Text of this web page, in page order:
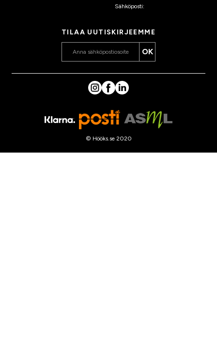
Sähköposti:
TILAA UUTISKIRJEEMME
OK
© Hööks.se 2020